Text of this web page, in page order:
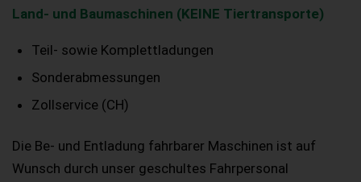
Land- und Baumaschinen (KEINE Tiertransporte)
Teil- sowie Komplettladungen
Sonderabmessungen
Zollservice (CH)
Die Be- und Entladung fahrbarer Maschinen ist auf
Wunsch durch unser geschultes Fahrpersonal